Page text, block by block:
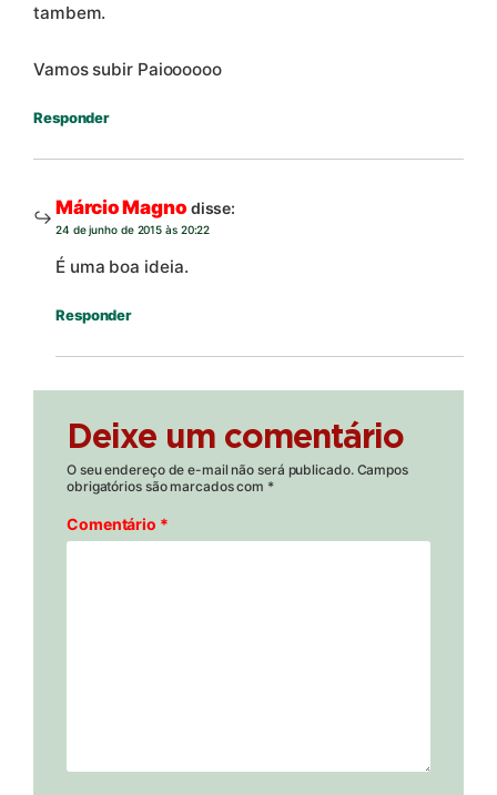
tambem.
Vamos subir Paioooooo
Responder
Márcio Magno disse:
24 de junho de 2015 às 20:22
É uma boa ideia.
Responder
Deixe um comentário
O seu endereço de e-mail não será publicado. Campos
obrigatórios são marcados com *
Comentário *